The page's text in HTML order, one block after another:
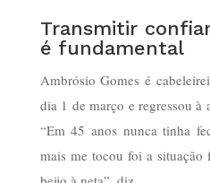
Transmitir
é fundamental
Ambrósio Gomes é
dia 1 de março e regressou
“Em 45 anos nunca tinha
mais me tocou foi a situação